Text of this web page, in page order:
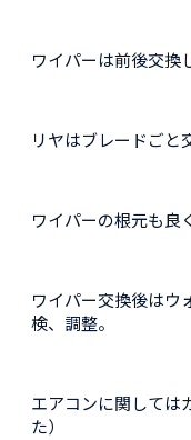
ワイパーは前後交換
リヤはブレードごと
ワイパーの根元も良
ワイパー交換後はウ
検、調整。
エアコンに関しては
た）